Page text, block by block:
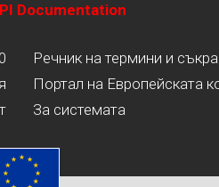
Documentation
Речник на термини и
Портал на Европейската
За системата